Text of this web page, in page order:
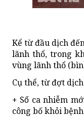
Kể từ đầu dịch
lãnh thổ, trong
vùng lãnh thổ
Cụ thể, từ đợt
+ Số ca nhiễm
công bố khỏi